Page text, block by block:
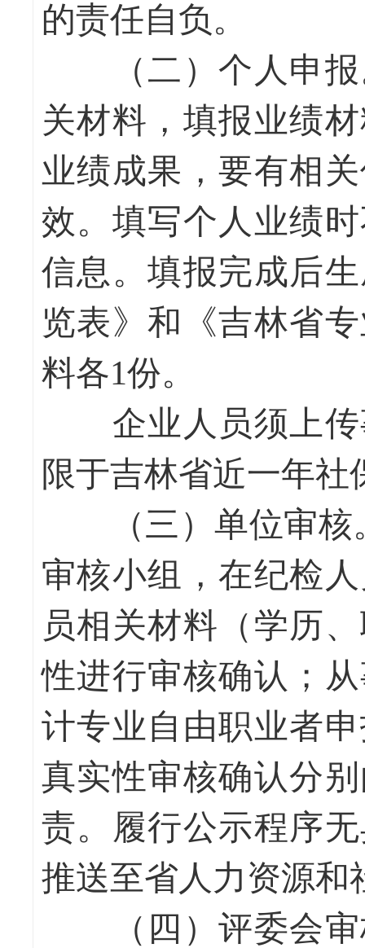
的责任自负。
（二）个人申
关材料，填报业绩
业绩成果，要有相
效。填写个人业绩
信息。填报完成后
览表》和《吉林省
料各1份。
企业人员须上传
限于吉林省近一年
（三）单位审核
审核小组，在纪检
员相关材料（学历
性进行审核确认；
计专业自由职业者
真实性审核确认分
责。履行公示程序
推送至省人力资源和
（四）评委会